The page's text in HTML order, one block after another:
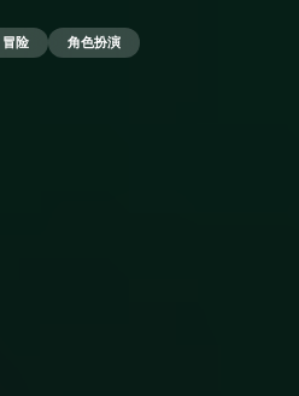
冒险 角色扮演